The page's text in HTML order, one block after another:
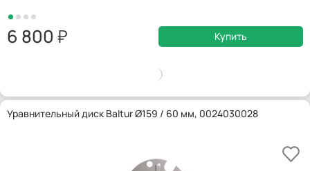
6 800 Купить
Уравнительный диск Baltur Ø159 / 60 мм, 0024030028